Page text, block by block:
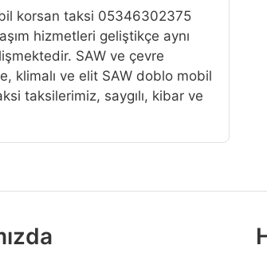
korsan taksi 05346302375
hizmetleri geliştikçe aynı
SAW ve çevre
klimalı ve elit SAW doblo mobil
taksilerimiz, saygılı, kibar ve